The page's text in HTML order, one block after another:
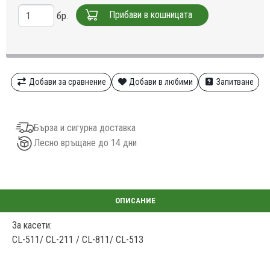
бр. Прибави в кошницата
Добави за сравнение Добави в любими Запитване
Бърза и сигурна доставка
Лесно връщане до 14 дни
За касети:
CL-511/ CL-211 / CL-811/ CL-513